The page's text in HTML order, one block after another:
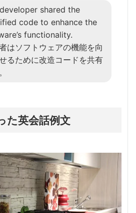
shared the
code to enhance the
functionality.
はソフトウェアの機能を向
せるために改造コードを共有
た英会話例文